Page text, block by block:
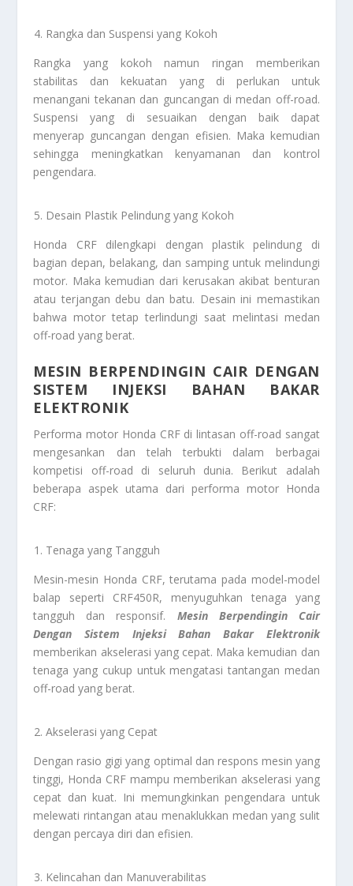
Rangka dan Suspensi yang Kokoh
Rangka yang kokoh namun ringan memberikan
stabilitas dan kekuatan yang di perlukan untuk
menangani tekanan dan guncangan di medan off-road.
Suspensi yang di sesuaikan dengan baik dapat
menyerap guncangan dengan efisien. Maka kemudian
sehingga meningkatkan kenyamanan dan kontrol
pengendara.
Desain Plastik Pelindung yang Kokoh
Honda CRF dilengkapi dengan plastik pelindung di
bagian depan, belakang, dan samping untuk melindungi
motor. Maka kemudian dari kerusakan akibat benturan
atau terjangan debu dan batu. Desain ini memastikan
bahwa motor tetap terlindungi saat melintasi medan
off-road yang berat.
MESIN BERPENDINGIN CAIR DENGAN
SISTEM INJEKSI BAHAN BAKAR
ELEKTRONIK
Performa motor Honda CRF di lintasan off-road sangat
mengesankan dan telah terbukti dalam berbagai
kompetisi off-road di seluruh dunia. Berikut adalah
beberapa aspek utama dari performa motor Honda
CRF:
Tenaga yang Tangguh
Mesin-mesin Honda CRF, terutama pada model-model
balap seperti CRF450R, menyuguhkan tenaga yang
tangguh dan responsif. Mesin Berpendingin Cair
Dengan Sistem Injeksi Bahan Bakar Elektronik
memberikan akselerasi yang cepat. Maka kemudian dan
tenaga yang cukup untuk mengatasi tantangan medan
off-road yang berat.
Akselerasi yang Cepat
Dengan rasio gigi yang optimal dan respons mesin yang
tinggi, Honda CRF mampu memberikan akselerasi yang
cepat dan kuat. Ini memungkinkan pengendara untuk
melewati rintangan atau menaklukkan medan yang sulit
dengan percaya diri dan efisien.
Kelincahan dan Manuverabilitas